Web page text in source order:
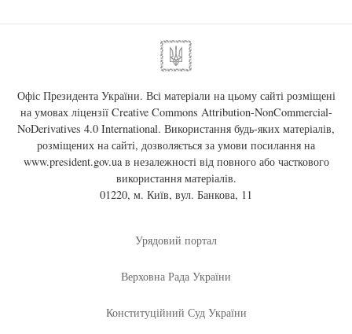
Офіс Президента України. Всі матеріали на цьому сайті розміщені
на умовах ліцензії Creative Commons Attribution-NonCommercial-
NoDerivatives 4.0 International. Використання будь-яких матеріалів,
розміщених на сайті, дозволяється за умови посилання на
www.president.gov.uaв незалежності від повного або часткового
використання матеріалів.
01220, м. Київ, вул. Банкова, 11
Урядовий портал
Верховна Рада України
Конституційний Суд України